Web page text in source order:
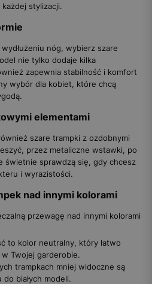
stylizacji.
nóg, wybierz szare
nie tylko dodaje kilka
zapewnia stabilność i komfort
wybór dla kobiet, które chcą
elementami
szare trampki z ozdobnymi
przez metaliczne wstawki, po
świetnie sprawdzą się, gdy chcesz
i wyrazistości.
nad innymi kolorami
przewagę nad innymi kolorami
to kolor neutralny, który łatwo
w Twojej garderobie.
trampkach mniej widoczne są
białych modeli.